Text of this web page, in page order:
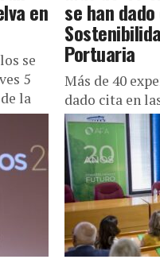
en
se
5
la
se han
Portuaria
Más de 40
dado cita en
sostenibilidad
organiza el